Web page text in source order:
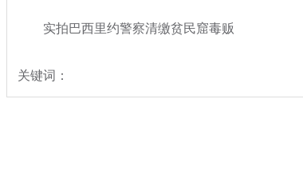
实拍巴西里约警察清缴贫民窟毒贩
关键词：